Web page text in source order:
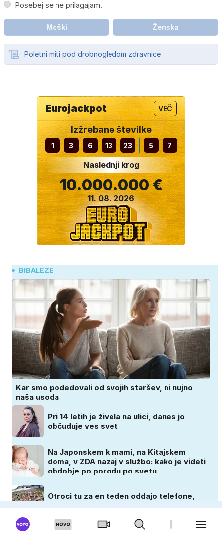
Posebej se ne prilagajam.
Moški Ženska
Poletni miti pod drobnogledom zdravnice
Eurojackpot VEČ
Izžrebane številke
1 3 6 13 23 5 7
Naslednji krog
10.000.000 €
11. 08. 2026
BIBALEZE
Kar smo podedovali od svojih staršev, ni nujno
naša usoda
Pri 14 letih je živela na ulici, danes jo
občuduje ves svet
Na Japonskem k mami, na Kitajskem
doma, v ZDA nazaj v službo: kako je videti
obdobje po porodu po svetu
Otroci tu za en teden oddajo telefone,